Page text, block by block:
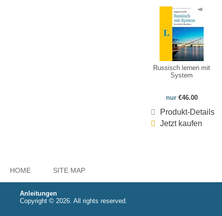
Russisch lernen mit
System
nur €46.00
Produkt-Details
Jetzt kaufen
HOME SITE MAP
Anleitungen
Copyright © 2026. All rights reserved.